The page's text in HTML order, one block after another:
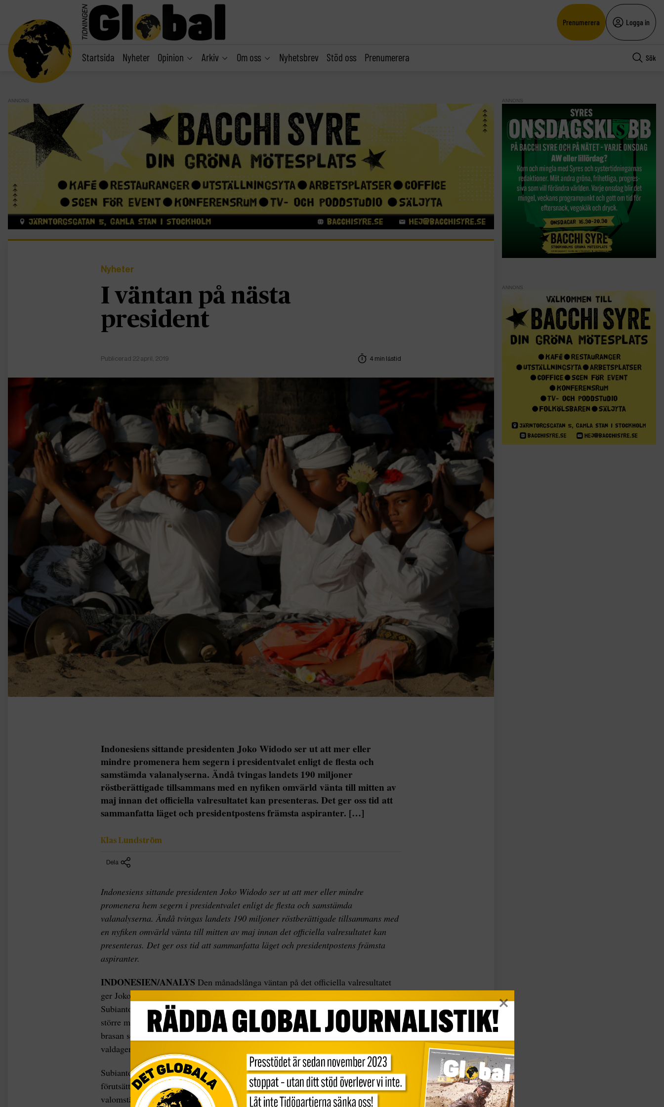
Prenumerera Logga in
Startsida Nyheter Opinion Arkiv Om oss Nyhetsbrev Stöd oss Prenumerera Sök
ANNONS
Nyheter
I väntan på nästa
president
Publicerad 22 april, 2019 4 min lästid
Indonesiens sittande presidenten Joko Widodo ser ut att mer eller
mindre promenera hem segern i presidentvalet enligt de flesta och
samstämda valanalyserna. Ändå tvingas landets 190 miljoner
röstberättigade tillsammans med en nyfiken omvärld vänta till mitten av
maj innan det officiella valresultatet kan presenteras. Det ger oss tid att
sammanfatta läget och presidentpostens främsta aspiranter. […]
Klas Lundström
Dela
Indonesiens sittande presidenten Joko Widodo ser ut att mer eller mindre
promenera hem segern i presidentvalet enligt de flesta och samstämda
valanalyserna. Ändå tvingas landets 190 miljoner röstberättigade tillsammans med
en nyfiken omvärld vänta till mitten av maj innan det officiella valresultatet kan
presenteras. Det ger oss tid att sammanfatta läget och presidentpostens främsta
aspiranter.
INDONESIEN/ANALYS Den månadslånga väntan på det officiella valresultatet
ger Joko Widodos främsta utmanare, generalen och högerpolitikern Prabowo
Subianto, gott om tid att uppvigla sina egna stödtrupper, fortsätta tala sig varm för
större militär kontroll av statsapparaten samt kasta ytterligare fotogen på den tända
brasan som lyser upp löpsedelsrubriker om valfusk och andra oegentligheter under
valdagen den 17 april.
Subianto har delvis rätt i att påtala oklarheter och bristen på demokratiska
förutsättningar i det indonesiska valsystemet, men det är inte de farsartade
valomständigheterna i det ockuperade Västpapua han talar om, utan konspiratoriska
ANNONS
ANNONS